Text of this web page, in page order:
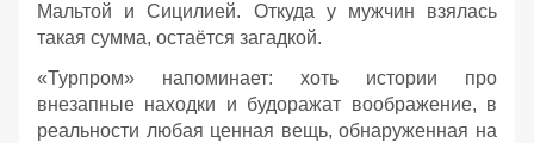
Мальтой и Сицилией. Откуда у мужчин взялась
такая сумма, остаётся загадкой.
«Турпром» напоминает: хоть истории про
внезапные находки и будоражат воображение, в
реальности любая ценная вещь, обнаруженная на